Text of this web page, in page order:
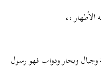
،،
وجبال وبحار ودواب فهو رسول